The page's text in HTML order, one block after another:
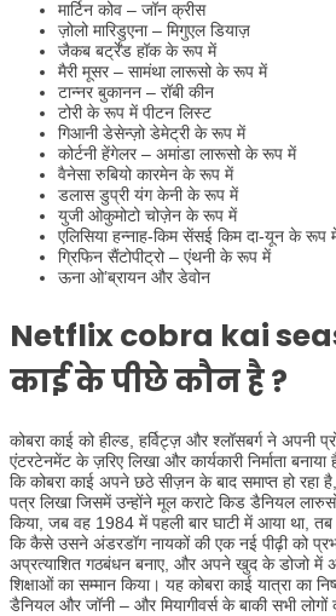
मार्टिन कोव – जॉन क्रीस
ज़ोलो मारिडुएना – मिगुएल डियाज़
जैकब बर्ट्रेंड हॉक के रूप में
मैरी मूसर – सामंथा लारूसो के रूप में
टान्नर बुकानन – रॉबी कीन
टोरी के रूप में पीटन लिस्ट
गिआनी डेसेन्ज़ो डेमेट्री के रूप में
कोर्टनी हेंगेलर – अमांडा लारूसो के रूप में
वैनेसा रुबियो कारमेन के रूप में
डलास डुप्री यंग केनी के रूप में
युजी ओकुमोटो चोज़ेन के रूप में
एलिसिया हन्नाह-किम सेंसई किम दा-यून के रूप
ग्रिफिन सैंटोपीट्रो – एंथनी के रूप में
ऊना ओ’ब्रायन और डेवोन
Netflix cobra kai
काई के पीछे कौन है ?
कोबरा काई को हील्ड, हर्विट्ज़ और श्लॉसबर्ग ने अपनी
एंटरटेनमेंट के ज़रिए लिखा और कार्यकारी निर्माता
कि कोबरा काई अपने छठे सीज़न के बाद समाप्त हो रहा
पत्र लिखा जिसमें उन्होंने मूल कराटे किड डैनियल
किया, जब वह 1984 में पहली बार घाटी में आया था,
कि कैसे उसने अंडरडॉग नायकों की एक नई पीढ़ी को
अप्रत्याशित गठबंधन बनाए, और अपने खुद के डोजो में
शिक्षाओं का सम्मान किया। यह कोबरा काई यात्रा का
डैनियल और जॉनी – और मियागीवर्स के बाकी सभी लोगों